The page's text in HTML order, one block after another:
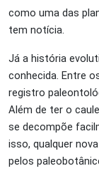
como uma das
tem notícia.
Já a história
conhecida. Entre
registro
Além de ter o
se decompõe
isso, qualquer
pelos